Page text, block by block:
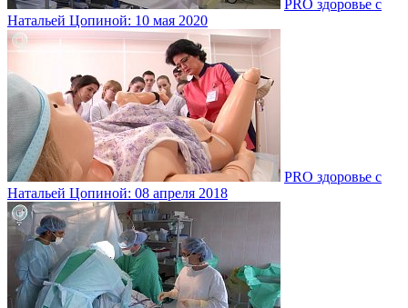
PRO здоровье с
Натальей Цопиной: 10 мая 2020
PRO здоровье с
Натальей Цопиной: 08 апреля 2018